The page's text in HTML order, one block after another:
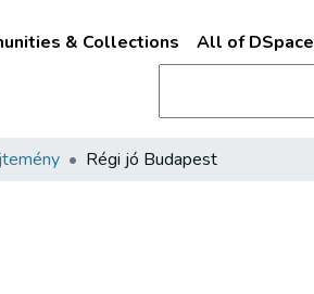
& Collections All of DSpace
Régi jó Budapest